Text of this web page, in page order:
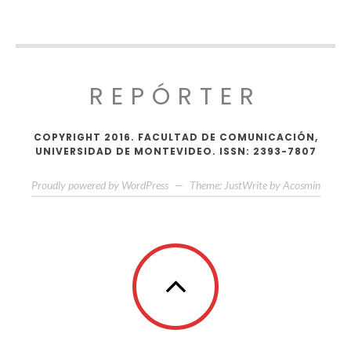
REPÓRTER
COPYRIGHT 2016. FACULTAD DE COMUNICACIÓN,
UNIVERSIDAD DE MONTEVIDEO. ISSN: 2393-7807
Proudly powered by WordPress — Theme: JustWrite by Acosmin